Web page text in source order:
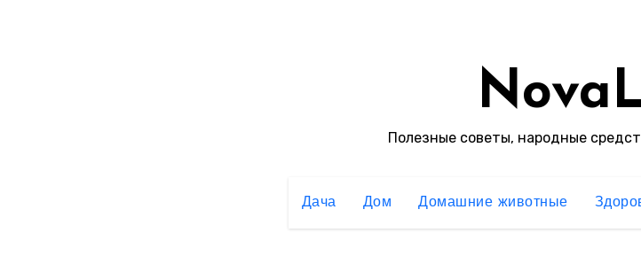
Полезные советы, народные
Дача Дом Домашние животные